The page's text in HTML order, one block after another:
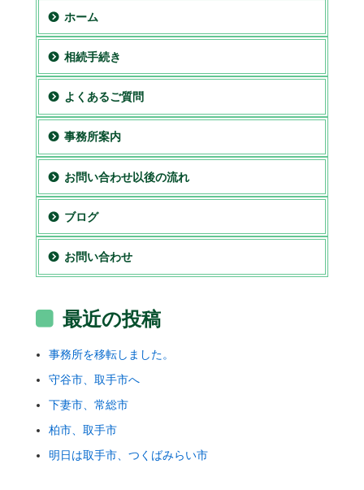
ホーム
相続手続き
よくあるご質問
事務所案内
お問い合わせ以後の流れ
ブログ
お問い合わせ
最近の投稿
事務所を移転しました。
守谷市、取手市へ
下妻市、常総市
柏市、取手市
明日は取手市、つくばみらい市